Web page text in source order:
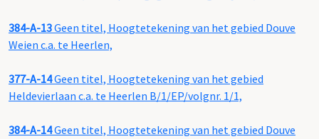
384-A-13Geen titel, Hoogtetekening van het gebied Douve
Weien c.a. te Heerlen,
377-A-14Geen titel, Hoogtetekening van het gebied
Heldevierlaan c.a. te Heerlen B/1/EP/volgnr. 1/1,
384-A-14Geen titel, Hoogtetekening van het gebied Douve